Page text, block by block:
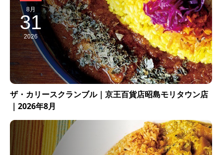
8月
31
2026
ザ・カリースクランブル｜京王百貨店昭島モリタウン店
｜2026年8月